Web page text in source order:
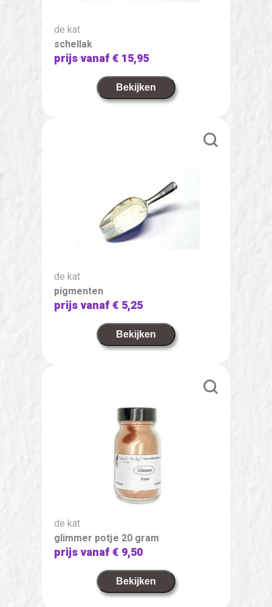
de kat
schellak
prijs vanaf€ 15,95
Bekijken
de kat
pigmenten
prijs vanaf€ 5,25
Bekijken
de kat
glimmer potje 20 gram
prijs vanaf€ 9,50
Bekijken